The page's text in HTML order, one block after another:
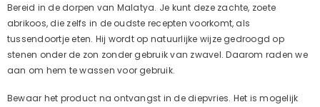
Bereid in de dorpen van Malatya. Je kunt deze zachte, zoete
abrikoos, die zelfs in de oudste recepten voorkomt, als
tussendoortje eten. Hij wordt op natuurlijke wijze gedroogd op
stenen onder de zon zonder gebruik van zwavel. Daarom raden we
aan om hem te wassen voor gebruik.
Bewaar het product na ontvangst in de diepvries. Het is mogelijk